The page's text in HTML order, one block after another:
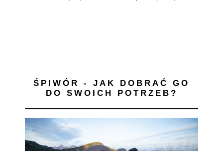
ŚPIWÓR - JAK DOBRAĆ GO
DO SWOICH POTRZEB?